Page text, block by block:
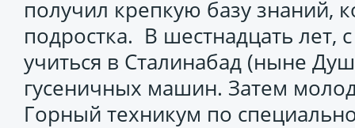
получил крепкую базу знаний,
подростка. В шестнадцать лет,
учиться в Сталинабад (ныне
гусеничных машин. Затем
Горный техникум по